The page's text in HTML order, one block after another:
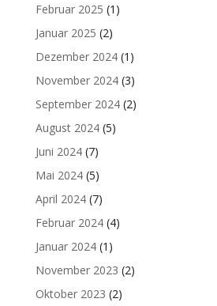
Februar 2025 (1)
Januar 2025 (2)
Dezember 2024(1)
November 2024(3)
September 2024(2)
August 2024(5)
Juni 2024(7)
Mai 2024(5)
April 2024(7)
Februar 2024(4)
Januar 2024(1)
November 2023 (2)
Oktober 2023 (2)